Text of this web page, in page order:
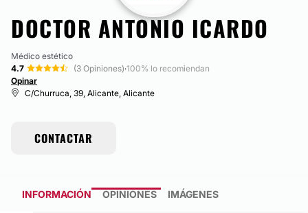
DOCTOR ANTONIO ICARDO
Médico estético
4.7
(3 Opiniones)·100% lo recomiendan
Opinar
C/Churruca, 39, Alicante, Alicante
CONTACTAR
INFORMACIÓN OPINIONES IMÁGENES